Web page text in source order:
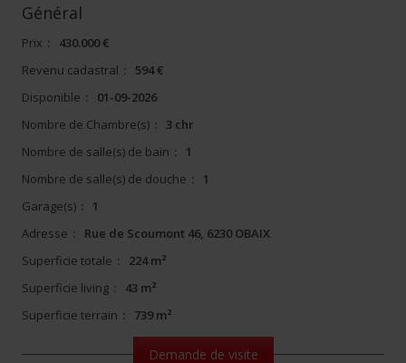
Général
Prix :
430.000 €
Revenu cadastral :
594 €
Disponible :
01-09-2026
Nombre de Chambre(s) :
3 chr
Nombre de salle(s) de bain :
1
Nombre de salle(s) de douche :
1
Garage(s) :
1
Adresse :
Rue de Scoumont 46, 6230 OBAIX
Superficie totale :
224 m²
Superficie living :
43 m²
Superficie terrain : 739 m²
Demande de visite